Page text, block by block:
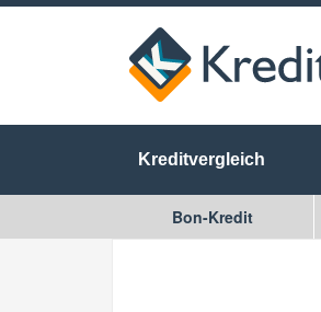
Kreditvergleich
Bon-Kredit